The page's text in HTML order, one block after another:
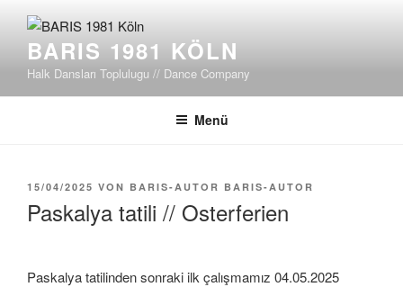
Inhalt
springenBARIS 1981 KÖLN
Halk Dansları Toplulugu // Dance Company
Menü
VERÖFFENTLICHT
15/04/2025 VON BARIS-AUTOR BARIS-AUTOR
Paskalya tatili // Osterferien
Paskalya tatilinden sonraki ilk çalışmamız 04.05.2025